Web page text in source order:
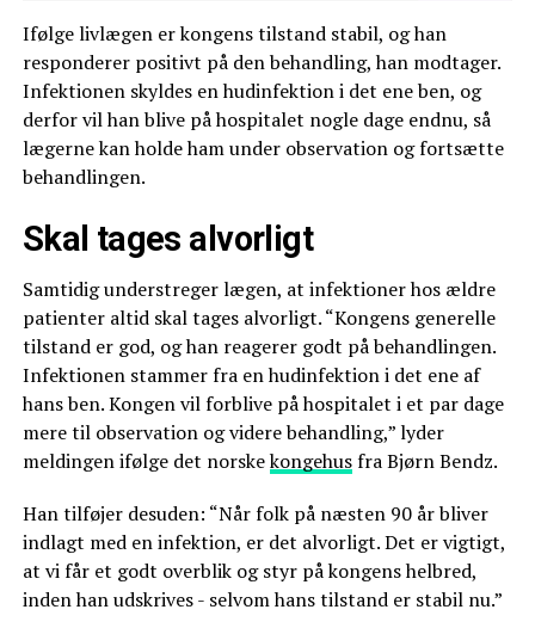
Ifølge livlægen er kongens tilstand stabil, og han
responderer positivt på den behandling, han modtager.
Infektionen skyldes en hudinfektion i det ene ben, og
derfor vil han blive på hospitalet nogle dage endnu, så
lægerne kan holde ham under observation og fortsætte
behandlingen.
Skal tages alvorligt
Samtidig understreger lægen, at infektioner hos ældre
patienter altid skal tages alvorligt. “Kongens generelle
tilstand er god, og han reagerer godt på behandlingen.
Infektionen stammer fra en hudinfektion i det ene af
hans ben. Kongen vil forblive på hospitalet i et par dage
mere til observation og videre behandling,” lyder
meldingen ifølge det norskekongehusfra Bjørn Bendz.
Han tilføjer desuden: “Når folk på næsten 90 år bliver
indlagt med en infektion, er det alvorligt. Det er vigtigt,
at vi får et godt overblik og styr på kongens helbred,
inden han udskrives - selvom hans tilstand er stabil nu.”